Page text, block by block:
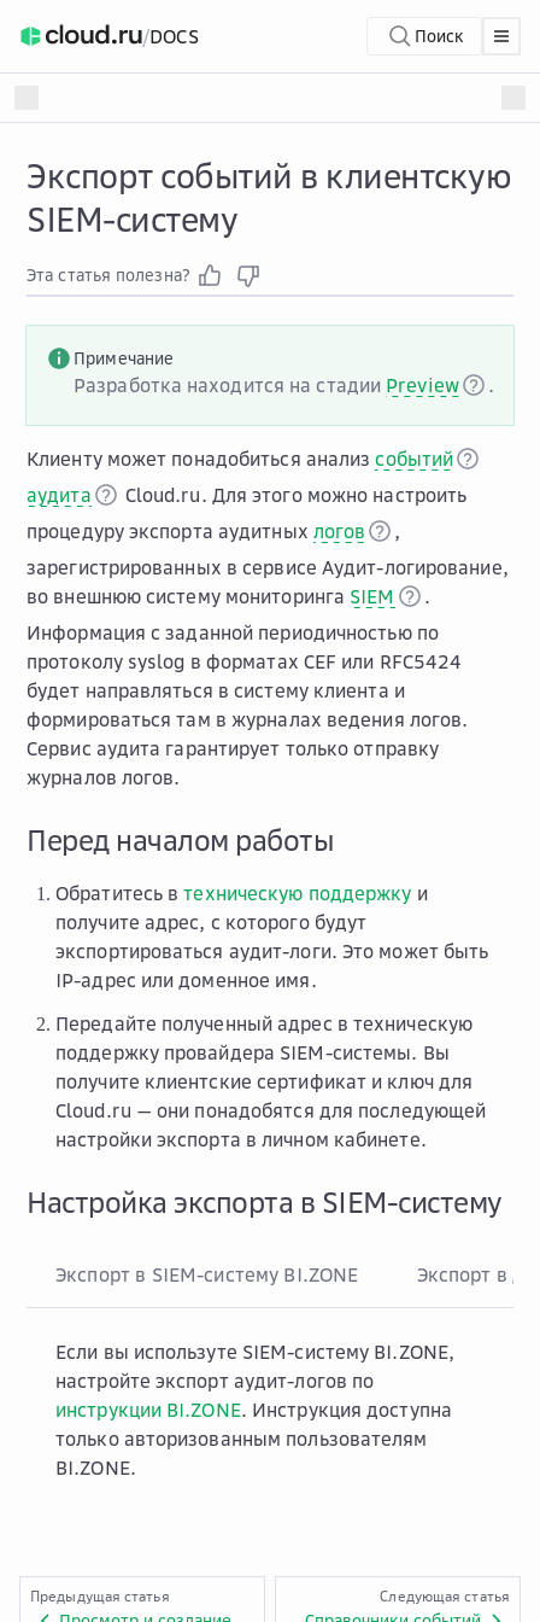
/DOCS Поиск
Экспорт событий в клиентскую
SIEM-систему
Эта статья полезна?
Примечание
Разработка находится на стадии Preview .
Клиенту может понадобиться анализсобытий
аудита
Cloud.ru. Для этого можно настроить
процедуру экспорта аудитных логов
,
зарегистрированных в сервисе Аудит-логирование,
во внешнюю систему мониторинга SIEM
.
Информация с заданной периодичностью по
протоколу syslog в форматах CEF или RFC5424
будет направляться в систему клиента и
формироваться там в журналах ведения логов.
Сервис аудита гарантирует только отправку
журналов логов.
Перед началом работы
Обратитесь втехническую поддержку и
получите адрес, с которого будут
экспортироваться аудит-логи. Это может быть
IP-адрес или доменное имя.
Передайте полученный адрес в техническую
поддержку провайдера SIEM-системы. Вы
получите клиентские сертификат и ключ для
Cloud.ru — они понадобятся для последующей
настройки экспорта в личном кабинете.
Настройка экспорта в SIEM-систему
Экспорт в SIEM-систему BI.ZONE Экспорт в
Если вы используте SIEM-систему BI.ZONE,
настройте экспорт аудит-логов по
инструкции BI.ZONE. Инструкция доступна
только авторизованным пользователям
BI.ZONE.
Предыдущая статья Следующая статья